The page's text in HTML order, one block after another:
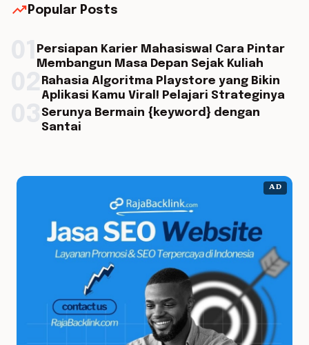
trending_up Popular Posts
Persiapan Karier Mahasiswa! Cara Pintar
Membangun Masa Depan Sejak Kuliah
Rahasia Algoritma Playstore yang Bikin
Aplikasi Kamu Viral! Pelajari Strateginya
Serunya Bermain {keyword} dengan
Santai
AD